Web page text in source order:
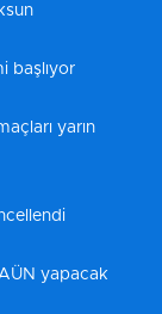
başlıyor
yarın
yapacak